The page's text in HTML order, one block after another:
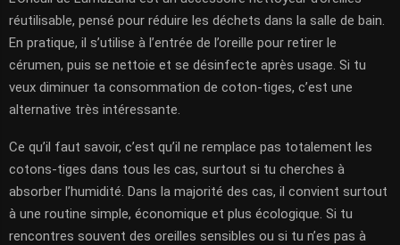
réutilisable, pensé pour réduire les déchets dans la salle de bain.
En pratique, il s’utilise à l’entrée de l’oreille pour retirer le
cérumen, puis se nettoie et se désinfecte après usage. Si tu
veux diminuer ta consommation de coton-tiges, c’est une
alternative très intéressante.
Ce qu’il faut savoir, c’est qu’il ne remplace pas totalement les
cotons-tiges dans tous les cas, surtout si tu cherches à
absorber l’humidité. Dans la majorité des cas, il convient surtout
à une routine simple, économique et plus écologique. Si tu
rencontres souvent des oreilles sensibles ou si tu n’es pas à